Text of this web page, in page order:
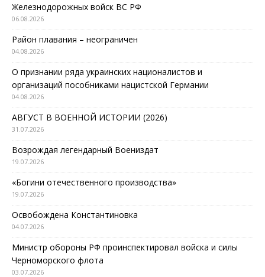
Железнодорожных войск ВС РФ
06.08.2026
Район плавания – неограничен
04.08.2026
О признании ряда украинских националистов и
организаций пособниками нацистской Германии
04.08.2026
АВГУСТ В ВОЕННОЙ ИСТОРИИ (2026)
31.07.2026
Возрождая легендарный Воениздат
19.07.2026
«Богини отечественного производства»
19.07.2026
Освобождена Константиновка
04.07.2026
Министр обороны РФ проинспектировал войска и силы
Черноморского флота
03.07.2026